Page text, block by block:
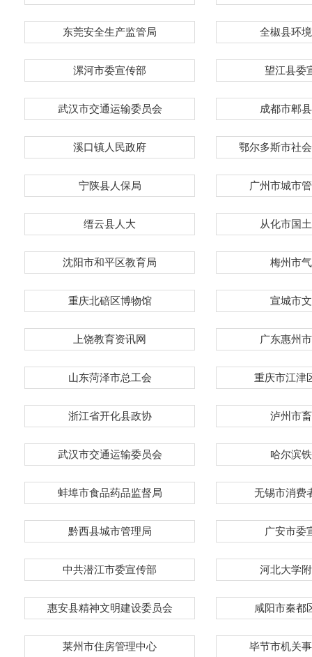
东莞安全生产监管局 全椒县环
漯河市委宣传部 望江县委
武汉市交通运输委员会 成都市郫
溪口镇人民政府 鄂尔多斯市社
宁陕县人保局 广州市城市
缙云县人大 从化市国
沈阳市和平区教育局 梅州市
重庆北碚区博物馆 宣城市
上饶教育资讯网 广东惠州
山东菏泽市总工会 重庆市江津
浙江省开化县政协 泸州市
武汉市交通运输委员会 哈尔滨
蚌埠市食品药品监督局 无锡市消费
黔西县城市管理局 广安市委
中共潜江市委宣传部 河北大学
惠安县精神文明建设委员会 咸阳市秦都
莱州市住房管理中心 毕节市机关